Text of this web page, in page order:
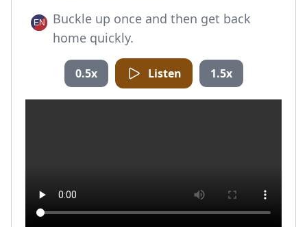
Buckle up once and then get back
home quickly.
0.5x Listen 1.5x